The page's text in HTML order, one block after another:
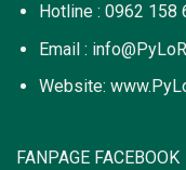
Hotline : 0962 158
Email :
Website:
FANPAGE FACEBOOK